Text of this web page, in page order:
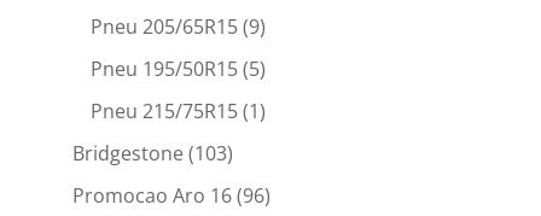
Pneu 205/65R15(9)
Pneu 195/50R15(5)
Pneu 215/75R15(1)
Bridgestone(103)
Promocao Aro 16(96)